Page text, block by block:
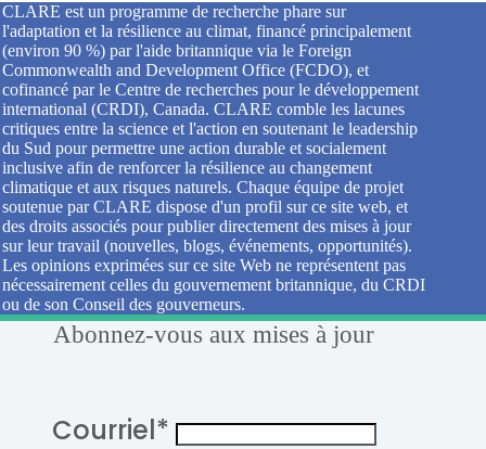
CLARE est un programme de recherche phare sur
l'adaptation et la résilience au climat, financé principalement
(environ 90 %) par l'aide britannique via le Foreign
Commonwealth and Development Office (FCDO), et
cofinancé par le Centre de recherches pour le développement
international (CRDI), Canada. CLARE comble les lacunes
critiques entre la science et l'action en soutenant le leadership
du Sud pour permettre une action durable et socialement
inclusive afin de renforcer la résilience au changement
climatique et aux risques naturels. Chaque équipe de projet
soutenue par CLARE dispose d'un profil sur ce site web, et
des droits associés pour publier directement des mises à jour
sur leur travail (nouvelles, blogs, événements, opportunités).
Les opinions exprimées sur ce site Web ne représentent pas
nécessairement celles du gouvernement britannique, du CRDI
ou de son Conseil des gouverneurs.
Abonnez-vous aux mises à jour
Courriel*